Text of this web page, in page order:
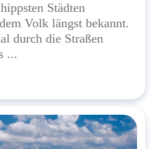
Städten
Volk längst bekannt.
durch die Straßen
...